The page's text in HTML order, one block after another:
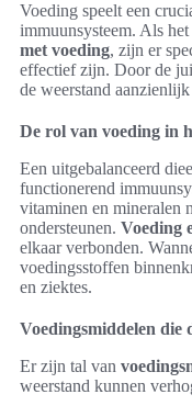
Voeding speelt een
immuunsysteem. Als
met voeding, zijn er
effectief zijn. Door de
de weerstand
De rol van voeding in
Een uitgebalanceerd
functionerend
vitaminen en mineralen
ondersteunen. Voeding
elkaar verbonden.
voedingsstoffen
en ziektes.
Voedingsmiddelen die
Er zijn tal van
weerstand kunnen